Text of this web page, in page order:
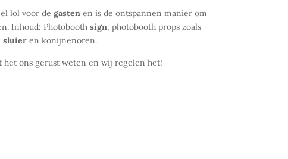
lol voor de gastenen is de ontspannen manier om
Inhoud: Photobooth sign, photobooth props zoals
sluieren konijnenoren.
het ons gerust weten en wij regelen het!